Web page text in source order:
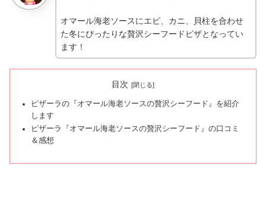
オマール海老ソースにエビ、カニ、貝柱を合わせ
た冬にぴったりな贅沢シーフードピザとなってい
ます！
目次
ピザーラの『オマール海老ソースの贅沢シーフード』を紹介
します
ピザーラ『オマール海老ソースの贅沢シーフード』の口コミ
＆感想